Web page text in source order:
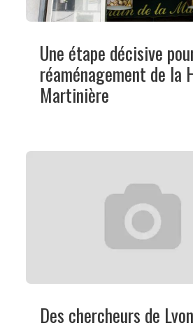
Une étape décisive
réaménagement de la
Martinière
Des chercheurs de